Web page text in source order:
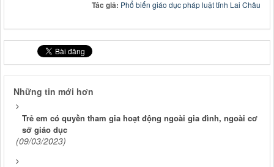
Tác giả: Phổ biến giáo dục pháp luật tỉnh Lai Châu
Những tin mới hơn
Trẻ em có quyền tham gia hoạt động ngoài gia đình, ngoài cơ
sở giáo dục
(09/03/2023)